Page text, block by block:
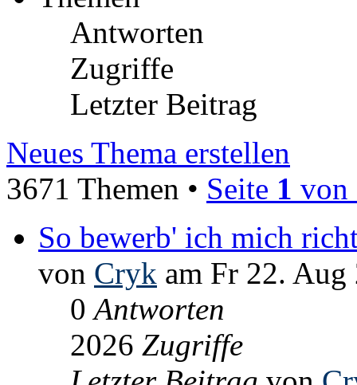
Antworten
Zugriffe
Letzter Beitrag
Neues Thema erstellen
3671 Themen • Seite 1 von
So bewerb' ich mich
von Cryk am Fr 22.
0Antworten
2026 Zugriffe